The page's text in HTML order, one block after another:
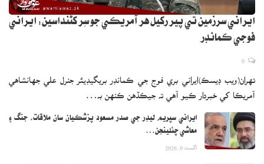
ايراني سرزمين تي پير رکيل هر آمريڪي جو سِر کڻنداسين: ايراني
فوجي ڪمانڊر
تهران(ويب ڊيسڪ)ايراني بري فوج جي ڪمانڊر بريگيڊيئر جنرل علي جهانشاهي
آمريڪا کي خبردار ڪيو آهي ته جيڪڏهن ڪنهن به…
ايراني سپريم ليڊر جي صدر مسعود پزشڪيان سان ملاقات، جنگ ۽
معاشي چئلينجن…
اگست 9, 2026